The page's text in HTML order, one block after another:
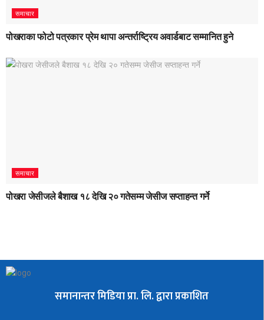
समाचार
पोखराका फोटो पत्रकार प्रेम थापा अन्तर्राष्ट्रिय अवार्डबाट सम्मानित हुने
समाचार
पोखरा जेसीजले बैशाख १८ देखि २० गतेसम्म जेसीज सप्ताहन्त गर्ने
समानान्तर मिडिया प्रा. लि. द्वारा प्रकाशित